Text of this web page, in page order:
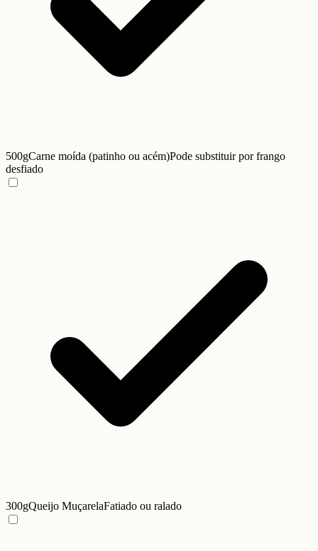
500gCarne moída (patinho ou acém)Pode substituir por frango
desfiado
300gQueijo MuçarelaFatiado ou ralado